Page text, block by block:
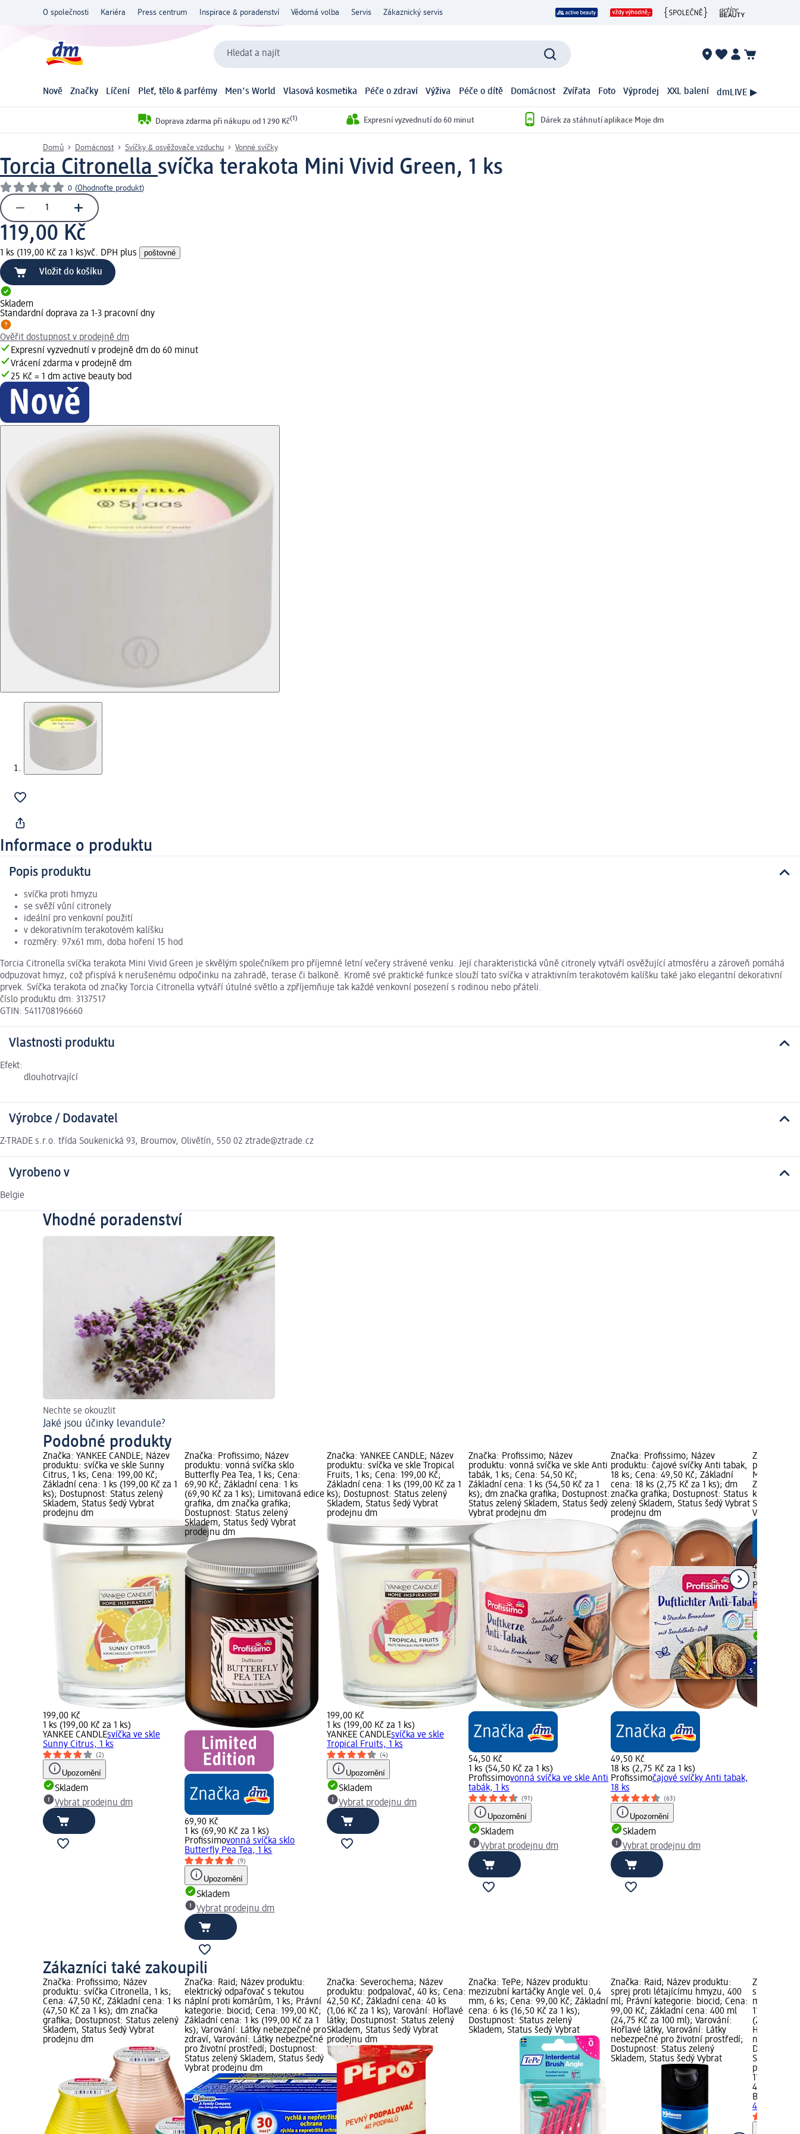
O společnosti Kariéra Press centrum Inspirace & poradenství Vědomá volba Servis Zákaznický servis
Hledat a najít
Nově Značky Líčení Pleť, tělo & parfémy Men's World Vlasová kosmetika Péče o zdraví Výživa Péče o dítě Domácnost Zvířata Foto Výprodej XXL balení dmLIVE ▶
Doprava zdarma při nákupu od 1 290 Kč(1) Expresní vyzvednutí do 60 minut Dárek za stáhnutí aplikace Moje dm
Domů Domácnost Svíčky & osvěžovače vzduchu Vonné svíčky
Torcia Citronella svíčka terakota Mini Vivid Green, 1 ks
0 (Ohodnoťte produkt)
119,00 Kč
1 ks (119,00 Kč za 1 ks)vč. DPH plus poštovné
Vložit do košíku
Skladem
Standardní doprava za 1-3 pracovní dny
Ověřit dostupnost v prodejně dm
Expresní vyzvednutí v prodejně dm do 60 minut
Vrácení zdarma v prodejně dm
25 Kč = 1 dm active beauty bod
Informace o produktu
Popis produktu
svíčka proti hmyzu
se svěží vůní citronely
ideální pro venkovní použití
v dekorativním terakotovém kalíšku
rozměry: 97x61 mm, doba hoření 15 hod
Torcia Citronella svíčka terakota Mini Vivid Green je skvělým společníkem pro příjemné letní večery strávené venku. Její charakteristická vůně citronely vytváří osvěžující atmosféru a zároveň pomáhá
odpuzovat hmyz, což přispívá k nerušenému odpočinku na zahradě, terase či balkoně. Kromě své praktické funkce slouží tato svíčka v atraktivním terakotovém kalíšku také jako elegantní dekorativní
prvek. Svíčka terakota od značky Torcia Citronella vytváří útulné světlo a zpříjemňuje tak každé venkovní posezení s rodinou nebo přáteli.
číslo produktu dm: 3137517
GTIN: 5411708196660
Vlastnosti produktu
Efekt:
dlouhotrvající
Výrobce / Dodavatel
Z-TRADE s.r.o. třída Soukenická 93, Broumov, Olivětín, 550 02 ztrade@ztrade.cz
Vyrobeno v
Belgie
Vhodné poradenství
Nechte se okouzlit
Jaké jsou účinky levandule?
Podobné produkty
Značka: YANKEE CANDLE; Název
produktu: svíčka ve skle Sunny
Citrus, 1 ks; Cena: 199,00 Kč;
Základní cena: 1 ks (199,00 Kč za 1
ks); Dostupnost: Status zelený
Skladem, Status šedý Vybrat
prodejnu dm
199,00 Kč
1 ks (199,00 Kč za 1 ks)
YANKEE CANDLEsvíčka ve skle
Sunny Citrus, 1 ks
(2)
Upozornění
Skladem
Vybrat prodejnu dm
Značka: Profissimo; Název
produktu: vonná svíčka sklo
Butterfly Pea Tea, 1 ks; Cena:
69,90 Kč; Základní cena: 1 ks
(69,90 Kč za 1 ks); Limitovaná edice
grafika, dm značka grafika;
Dostupnost: Status zelený
Skladem, Status šedý Vybrat
prodejnu dm
69,90 Kč
1 ks (69,90 Kč za 1 ks)
Profissimovonná svíčka sklo
Butterfly Pea Tea, 1 ks
(9)
Upozornění
Skladem
Vybrat prodejnu dm
Značka: YANKEE CANDLE; Název
produktu: svíčka ve skle Tropical
Fruits, 1 ks; Cena: 199,00 Kč;
Základní cena: 1 ks (199,00 Kč za 1
ks); Dostupnost: Status zelený
Skladem, Status šedý Vybrat
prodejnu dm
199,00 Kč
1 ks (199,00 Kč za 1 ks)
YANKEE CANDLEsvíčka ve skle
Tropical Fruits, 1 ks
(4)
Upozornění
Skladem
Vybrat prodejnu dm
Značka: Profissimo; Název
produktu: vonná svíčka ve skle Anti
tabák, 1 ks; Cena: 54,50 Kč;
Základní cena: 1 ks (54,50 Kč za 1
ks); dm značka grafika; Dostupnost:
Status zelený Skladem, Status šedý
Vybrat prodejnu dm
54,50 Kč
1 ks (54,50 Kč za 1 ks)
Profissimovonná svíčka ve skle Anti
tabák, 1 ks
(91)
Upozornění
Skladem
Vybrat prodejnu dm
Značka: Profissimo; Název
produktu: čajové svíčky Anti tabak,
18 ks; Cena: 49,50 Kč; Základní
cena: 18 ks (2,75 Kč za 1 ks); dm
značka grafika; Dostupnost: Status
zelený Skladem, Status šedý Vybrat
prodejnu dm
49,50 Kč
18 ks (2,75 Kč za 1 ks)
Profissimočajové svíčky Anti tabak,
18 ks
(63)
Upozornění
Skladem
Vybrat prodejnu dm
Značka:
produktu:
Matcha
Základní
ks); dm
Status
Vybrat
49,50 Kč
1 ks (49,50
Profissimo
Matcha
Zákazníci také zakoupili
Značka: Profissimo; Název
produktu: svíčka Citronella, 1 ks;
Cena: 47,50 Kč; Základní cena: 1 ks
(47,50 Kč za 1 ks); dm značka
grafika; Dostupnost: Status zelený
Skladem, Status šedý Vybrat
prodejnu dm
Značka: Raid; Název produktu:
elektrický odpařovač s tekutou
náplní proti komárům, 1 ks; Právní
kategorie: biocid; Cena: 199,00 Kč;
Základní cena: 1 ks (199,00 Kč za 1
ks); Varování: Látky nebezpečné pro
zdraví, Varování: Látky nebezpečné
pro životní prostředí; Dostupnost:
Status zelený Skladem, Status šedý
Vybrat prodejnu dm
Značka: Severochema; Název
produktu: podpalovač, 40 ks; Cena:
42,50 Kč; Základní cena: 40 ks
(1,06 Kč za 1 ks); Varování: Hořlavé
látky; Dostupnost: Status zelený
Skladem, Status šedý Vybrat
prodejnu dm
Značka: TePe; Název produktu:
mezizubní kartáčky Angle vel. 0,4
mm, 6 ks; Cena: 99,00 Kč; Základní
cena: 6 ks (16,50 Kč za 1 ks);
Dostupnost: Status zelený
Skladem, Status šedý Vybrat
Značka: Raid; Název produktu:
sprej proti létajícímu hmyzu, 400
ml; Právní kategorie: biocid; Cena:
99,00 Kč; Základní cena: 400 ml
(24,75 Kč za 100 ml); Varování:
Hořlavé látky, Varování: Látky
nebezpečné pro životní prostředí;
Dostupnost: Status zelený
Skladem, Status šedý Vybrat
Značka:
sprej proti
ml; Právní
119,00 Kč;
(29,75 Kč
Hořlavé
Skladem,
prodejnu
119,00 Kč
400 ml
Biolit
400 ml